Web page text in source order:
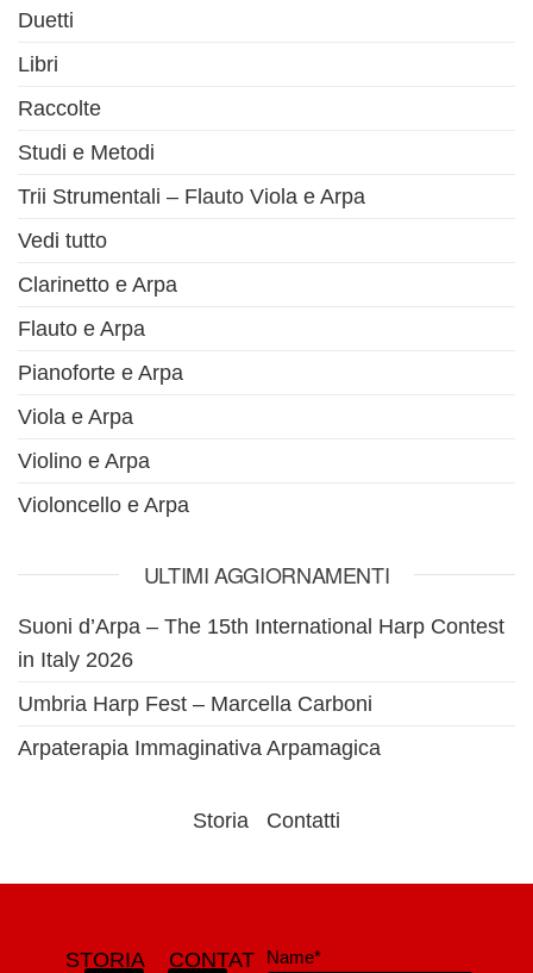
Duetti
Libri
Raccolte
Studi e Metodi
Trii Strumentali – Flauto Viola e Arpa
Vedi tutto
Clarinetto e Arpa
Flauto e Arpa
Pianoforte e Arpa
Viola e Arpa
Violino e Arpa
Violoncello e Arpa
ULTIMI AGGIORNAMENTI
Suoni d’Arpa – The 15th International Harp Contest
in Italy 2026
Umbria Harp Fest – Marcella Carboni
Arpaterapia Immaginativa Arpamagica
Storia Contatti
STORIA
CONTAT
Name*